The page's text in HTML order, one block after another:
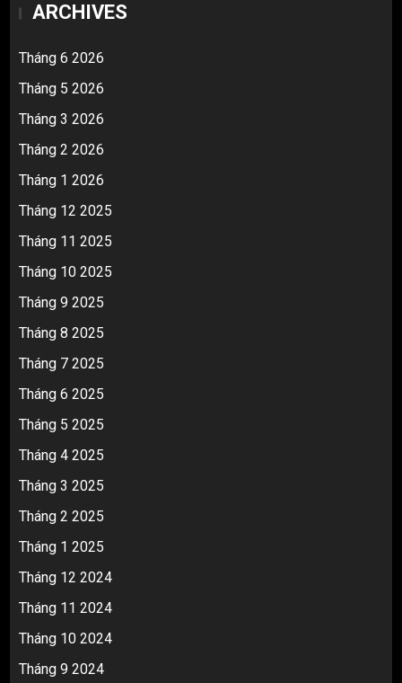
ARCHIVES
Tháng 6 2026
Tháng 5 2026
Tháng 3 2026
Tháng 2 2026
Tháng 1 2026
Tháng 12 2025
Tháng 11 2025
Tháng 10 2025
Tháng 9 2025
Tháng 8 2025
Tháng 7 2025
Tháng 6 2025
Tháng 5 2025
Tháng 4 2025
Tháng 3 2025
Tháng 2 2025
Tháng 1 2025
Tháng 12 2024
Tháng 11 2024
Tháng 10 2024
Tháng 9 2024